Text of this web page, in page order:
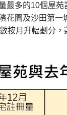
最多的10個屋苑
花園及沙田第一
按月升幅劃分